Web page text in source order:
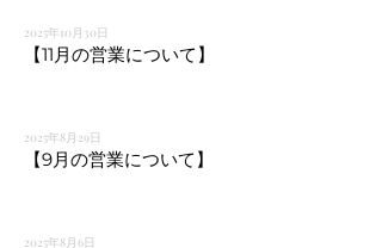
2025年10月30日
【11月の営業について】
2025年8月29日
【9月の営業について】
2025年8月6日